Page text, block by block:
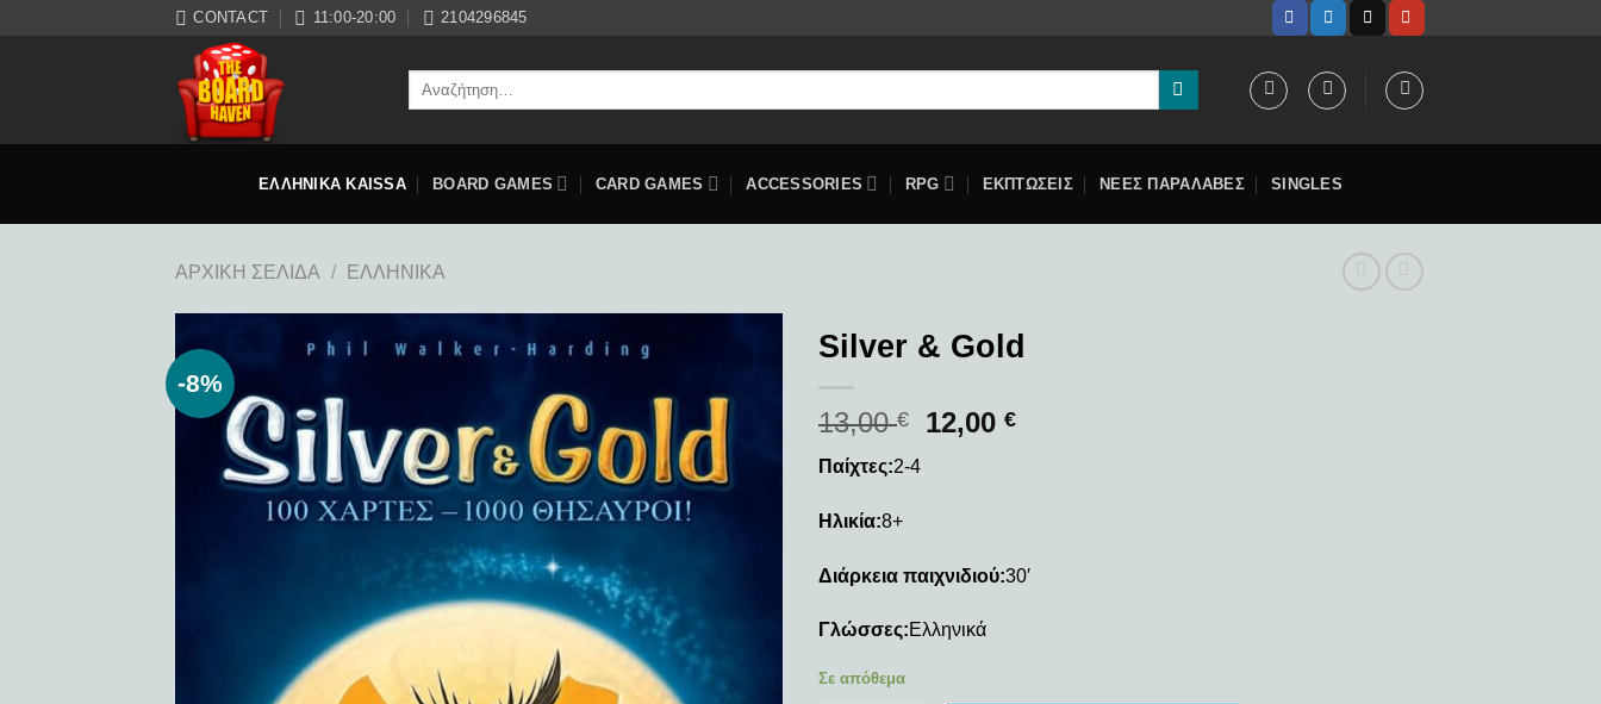
CONTACT 11:00-20:00 2104296845
Αναζήτηση
ΕΛΛΗΝΙΚΑ KAISSA BOARD GAMES CARD GAMES ACCESSORIES RPG ΕΚΠΤΩΣΕΙΣ ΝΕΕΣ ΠΑΡΑΛΑΒΕΣ SINGLES
ΑΡΧΙΚΉ ΣΕΛΊΔΑ / ΕΛΛΗΝΙΚΆ
-8%
Add to
wishlist
Silver & Gold
13,00€ 12,00€
Παίχτες:2-4
Ηλικία:8+
Διάρκεια παιχνιδιού:30′
Γλώσσες:Ελληνικά
Σε απόθεμα